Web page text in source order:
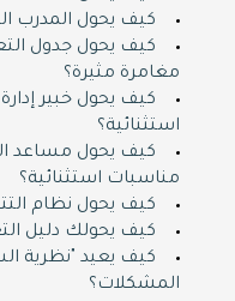
كيف يحول المدرب
مغامرة مثيرة؟
كيف يحول خبير
استثنائية؟
كيف يحول مساعد
مناسبات استثنائية؟
كيف يحول نظام
كيف يحولك دليل
كيف يعيد "نظرية
المشكلات؟